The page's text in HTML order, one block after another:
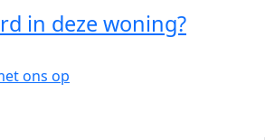
in deze woning?
ons op